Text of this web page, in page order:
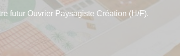
futur Ouvrier Paysagiste Création (H/F).